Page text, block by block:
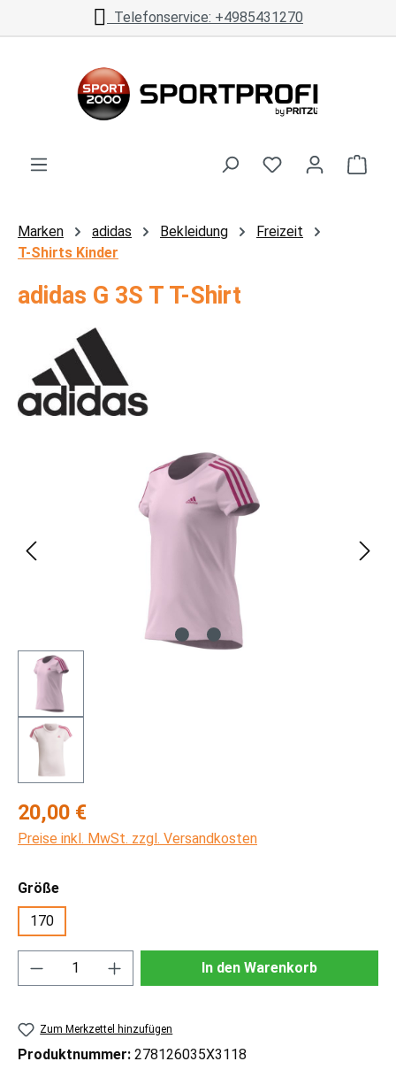
Zum Hauptinhalt springenTelefonservice: +4985431270
Marken adidas Bekleidung
Freizeit
T-Shirts Kinder
adidas G 3S T T-Shirt
Bildergalerie überspringen
Regulärer Preis:
20,00 €
Preise inkl. MwSt. zzgl. Versandkosten
Größeauswählen
170
Produkt Anzahl: Gib den gewünschten
In den Warenkorb
Zum Merkzettel hinzufügen
Produktnummer: 278126035X3118